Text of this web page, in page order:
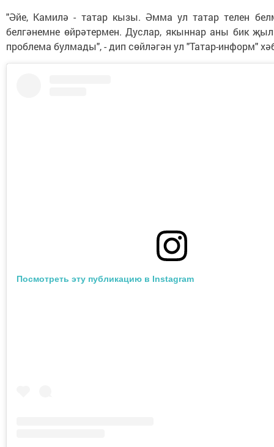
"Әйе, Камилә - татар кызы. Әмма ул татар телен
белгәнемне өйрәтермен. Дуслар, якыннар аны бик
проблема булмады", - дип сөйләгән ул "Татар-информ"
Посмотреть эту публикацию в Instagram